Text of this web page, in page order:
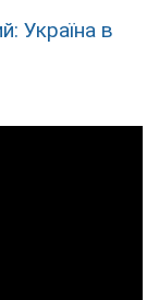
Україна в